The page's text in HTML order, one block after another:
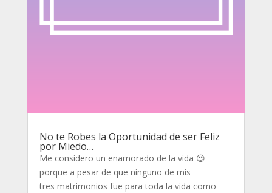
No te Robes la Oportunidad de ser Feliz
por Miedo…
Me considero un enamorado de la vida 😍
porque a pesar de que ninguno de mis
tres matrimonios fue para toda la vida como